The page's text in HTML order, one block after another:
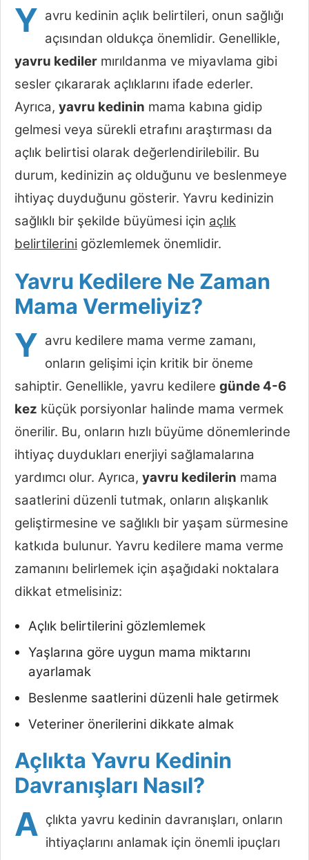
Y avru kedinin açlık belirtileri, onun sağlığı
açısından oldukça önemlidir. Genellikle,
yavru kediler mırıldanma ve miyavlama gibi
sesler çıkararak açlıklarını ifade ederler.
Ayrıca, yavru kedinin mama kabına gidip
gelmesi veya sürekli etrafını araştırması da
açlık belirtisi olarak değerlendirilebilir. Bu
durum, kedinizin aç olduğunu ve beslenmeye
ihtiyaç duyduğunu gösterir. Yavru kedinizin
sağlıklı bir şekilde büyümesi için açlık
belirtilerini gözlemlemek önemlidir.
Yavru Kedilere Ne Zaman
Mama Vermeliyiz?
Y avru kedilere mama verme zamanı,
onların gelişimi için kritik bir öneme
sahiptir. Genellikle, yavru kedilere günde 4-6
kez küçük porsiyonlar halinde mama vermek
önerilir. Bu, onların hızlı büyüme dönemlerinde
ihtiyaç duydukları enerjiyi sağlamalarına
yardımcı olur. Ayrıca, yavru kedilerin mama
saatlerini düzenli tutmak, onların alışkanlık
geliştirmesine ve sağlıklı bir yaşam sürmesine
katkıda bulunur. Yavru kedilere mama verme
zamanını belirlemek için aşağıdaki noktalara
dikkat etmelisiniz:
Açlık belirtilerini gözlemlemek
Yaşlarına göre uygun mama miktarını
ayarlamak
Beslenme saatlerini düzenli hale getirmek
Veteriner önerilerini dikkate almak
Açlıkta Yavru Kedinin
Davranışları Nasıl?
A çlıkta yavru kedinin davranışları, onların
ihtiyaçlarını anlamak için önemli ipuçları